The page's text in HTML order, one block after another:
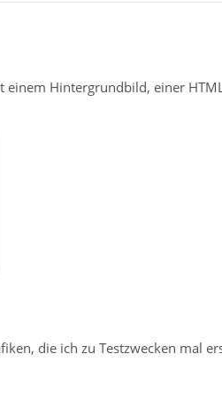
einem Hintergrundbild, einer
die ich zu Testzwecken mal